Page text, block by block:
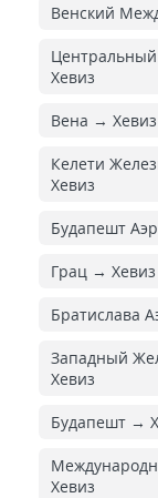
Венский
Хевиз
Вена → Хевиз
Келети
Хевиз
Будапешт
Грац → Хевиз
Братислава
Западный
Хевиз
Будапешт →
Хевиз